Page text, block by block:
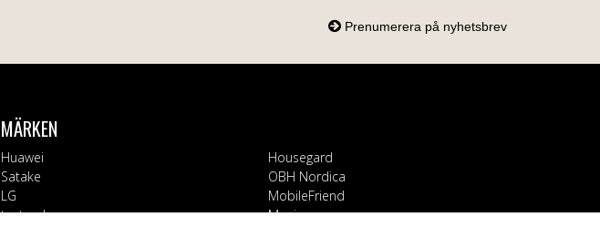
MÄRKEN
Huawei
Satake
LG
testsynk
Housegard
OBH Nordica
MobileFriend
Mozi